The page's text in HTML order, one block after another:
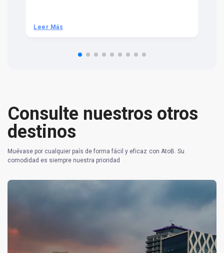
Leer Más
Consulte nuestros otros
destinos
Muévase por cualquier país de forma fácil y eficaz con AtoB. Su
comodidad es siempre nuestra prioridad